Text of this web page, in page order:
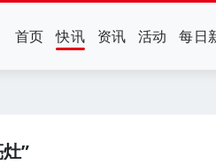
首页 快讯 资讯 活动 每日
”